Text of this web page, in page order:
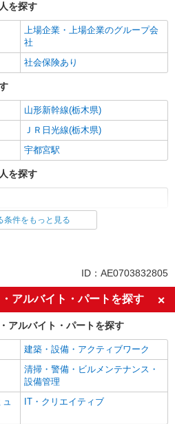
を探す
上場企業・上場企業のグループ会
社
社会保険あり
山形新幹線(栃木県)
ＪＲ日光線(栃木県)
宇都宮駅
を探す
求人を探す
上場企業・上場企業のグループ会
社
社会保険あり
スワーク・事務
条件をもっと見る
ID：AE0703832805
アルバイト・パートを探す
アルバイト・パートを探す
建築・設備・アクティブワーク
清掃・警備・ビルメンテナンス・
設備管理
IT・クリエイティブ